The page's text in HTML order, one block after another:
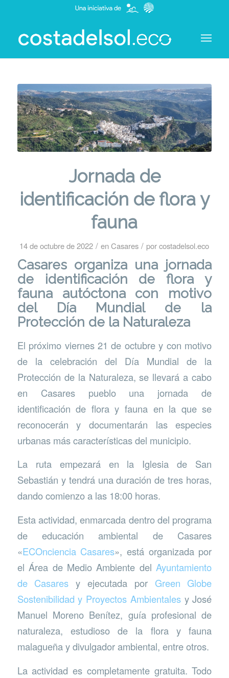
Jornada de
identificación de flora y
fauna
14 de octubre de 2022 / enCasares / porcostadelsol.eco
Casares organiza una jornada
de identificación de flora y
fauna autóctona con motivo
del Día Mundial de la
Protección de la Naturaleza
El próximo viernes 21 de octubre y con motivo
de la celebración del Día Mundial de la
Protección de la Naturaleza, se llevará a cabo
en Casares pueblo una jornada de
identificación de flora y fauna en la que se
reconocerán y documentarán las especies
urbanas más características del municipio.
La ruta empezará en la Iglesia de San
Sebastián y tendrá una duración de tres horas,
dando comienzo a las 18:00 horas.
Esta actividad, enmarcada dentro del programa
de educación ambiental de Casares
«ECOnciencia Casares», está organizada por
el Área de Medio Ambiente delAyuntamiento
de Casaresy ejecutada por Green Globe
Sostenibilidad y Proyectos Ambientalesy José
Manuel Moreno Benítez, guía profesional de
naturaleza, estudioso de la flora y fauna
malagueña y divulgador ambiental, entre otros.
La actividad es completamente gratuita. Todo